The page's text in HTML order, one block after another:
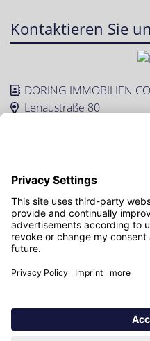
Kontaktieren Sie
DÖRING IMMOBILIEN
Lenaustraße 80
Besuchen Sie uns
Kontakt
Abonnieren
Newsletter
Melden Sie sich heute